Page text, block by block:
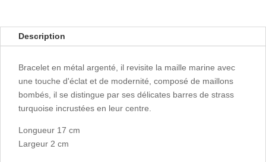
Description
Bracelet en métal argenté, il revisite la maille marine avec
une touche d'éclat et de modernité, composé de maillons
bombés, il se distingue par ses délicates barres de strass
turquoise incrustées en leur centre.
Longueur 17 cm
Largeur 2 cm